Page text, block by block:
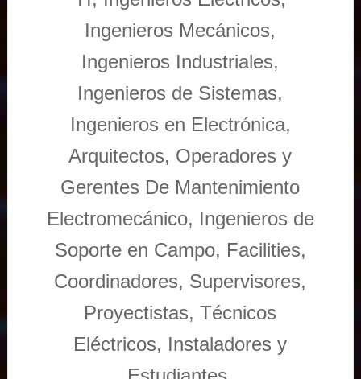
Ingenieros Mecánicos,
Ingenieros Industriales,
Ingenieros de Sistemas,
Ingenieros en Electrónica,
Arquitectos, Operadores y
Gerentes De Mantenimiento
Electromecánico, Ingenieros de
Soporte en Campo, Facilities,
Coordinadores, Supervisores,
Proyectistas, Técnicos
Eléctricos, Instaladores y